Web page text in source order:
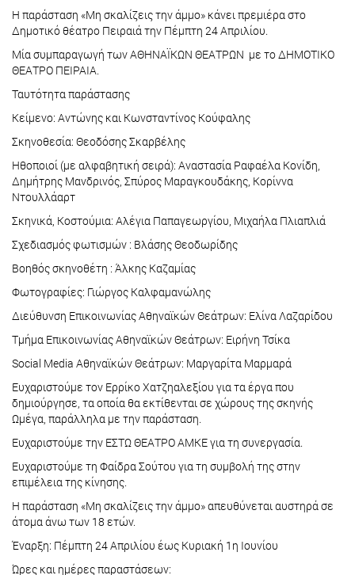
Η παράσταση «Μη σκαλίζεις την άμμο» κάνει πρεμιέρα στο
Δημοτικό θέατρο Πειραιά την Πέμπτη 24 Απριλίου.
Μία συμπαραγωγή των ΑΘΗΝΑΪΚΩΝ ΘΕΑΤΡΩΝ με το ΔΗΜΟΤΙΚΟ
ΘΕΑΤΡΟ ΠΕΙΡΑΙΑ.
Ταυτότητα παράστασης
Κείμενο: Αντώνης και Κωνσταντίνος Κούφαλης
Σκηνοθεσία: Θεοδόσης Σκαρβέλης
Ηθοποιοί (με αλφαβητική σειρά): Αναστασία Ραφαέλα Κονίδη,
Δημήτρης Μανδρινός, Σπύρος Μαραγκουδάκης, Κορίννα
Ντουλλάαρτ
Σκηνικά, Κοστούμια: Αλέγια Παπαγεωργίου, Μιχαήλα Πλιαπλιά
Σχεδιασμός φωτισμών : Βλάσης Θεοδωρίδης
Βοηθός σκηνοθέτη : Άλκης Καζαμίας
Φωτογραφίες: Γιώργος Καλφαμανώλης
Διεύθυνση Επικοινωνίας Αθηναϊκών Θεάτρων: Ελίνα Λαζαρίδου
Τμήμα Επικοινωνίας Αθηναϊκών Θεάτρων: Ειρήνη Τσίκα
Social Media Αθηναϊκών Θεάτρων: Μαργαρίτα Μαρμαρά
Ευχαριστούμε τον Ερρίκο Χατζηαλεξίου για τα έργα που
δημιούργησε, τα οποία θα εκτίθενται σε χώρους της σκηνής
Ωμέγα, παράλληλα με την παράσταση.
Ευχαριστούμε την ΕΣΤΩ ΘΕΑΤΡΟ ΑΜΚΕ για τη συνεργασία.
Ευχαριστούμε τη Φαίδρα Σούτου για τη συμβολή της στην
επιμέλεια της κίνησης.
Η παράσταση «Μη σκαλίζεις την άμμο» απευθύνεται αυστηρά σε
άτομα άνω των 18 ετών.
Έναρξη: Πέμπτη 24 Απριλίου έως Κυριακή 1η Ιουνίου
Ώρες και ημέρες παραστάσεων: